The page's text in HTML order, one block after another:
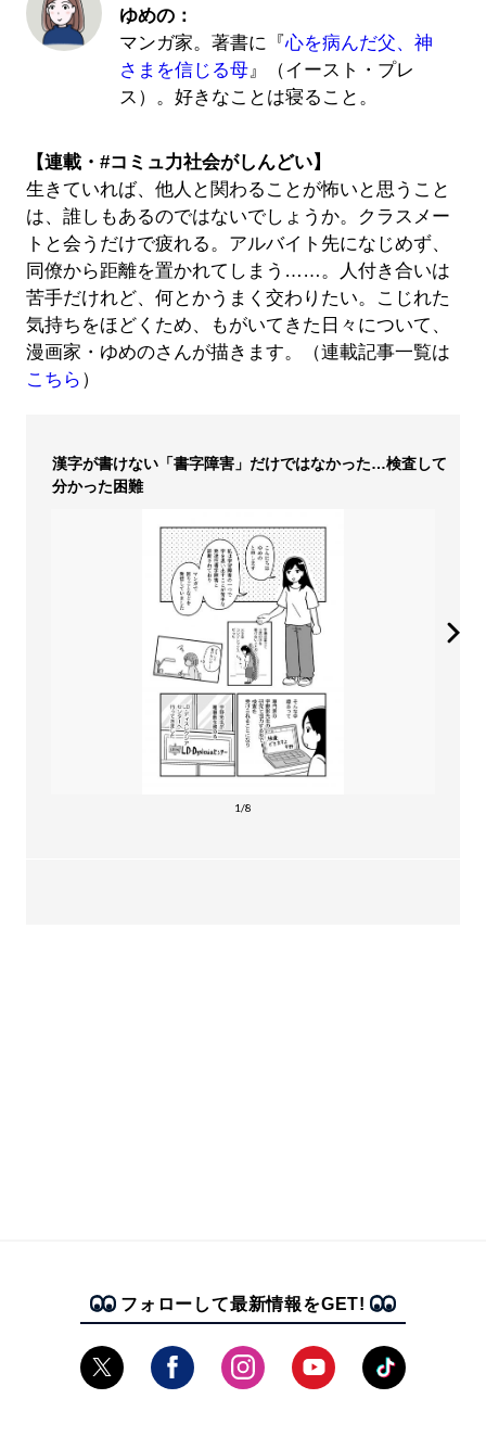
ゆめの：
マンガ家。著書に『心を病んだ父、神
さまを信じる母』（イースト・プレ
ス）。好きなことは寝ること。
【連載・#コミュ力社会がしんどい】
生きていれば、他人と関わることが怖いと思うこと
は、誰しもあるのではないでしょうか。クラスメー
トと会うだけで疲れる。アルバイト先になじめず、
同僚から距離を置かれてしまう……。人付き合いは
苦手だけれど、何とかうまく交わりたい。こじれた
気持ちをほどくため、もがいてきた日々について、
漫画家・ゆめのさんが描きます。（連載記事一覧は
こちら ）
漢字が書けない「書字障害」だけではなかった…検査して
分かった困難
1/8
フォローして最新情報をGET!